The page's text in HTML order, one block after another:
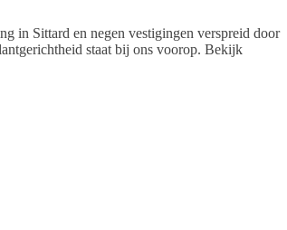
in Sittard en negen vestigingen verspreid door
staat bij ons voorop. Bekijk